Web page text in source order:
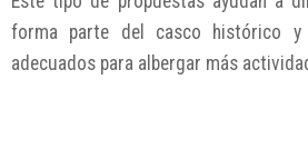
forma parte del casco histórico y
adecuados para albergar más